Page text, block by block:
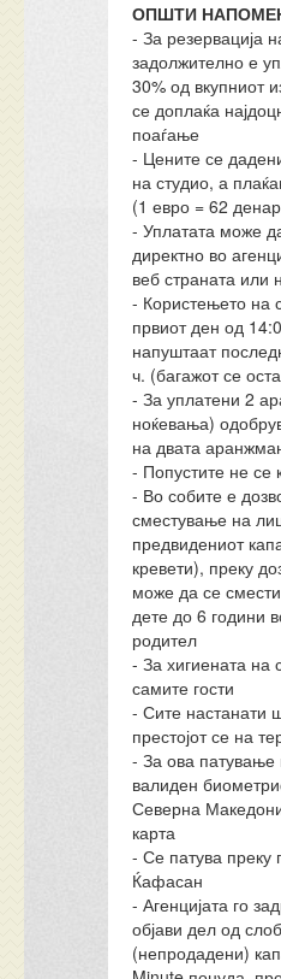
ОПШТИ
- За резервација
задолжително е
30% од вкупниот
се доплаќа
поаѓање
- Цените се
на студио, а
(1 евро = 62
- Уплатата може
директно во
веб страната или
- Користењето на
првиот ден од
напуштаат
ч. (багажот се
- За уплатени 2
ноќевања)
на двата
- Попустите не се
- Во собите е
сместување на
предвидениот
кревети), преку
може да се
дете до 6 години
родител
- За хигиената на
самите гости
- Сите настанати
престојот се на
- За ова патување
валиден
Северна
карта
- Се патува преку
Ќафасан
- Агенцијата го
објави дел од
(непродадени)